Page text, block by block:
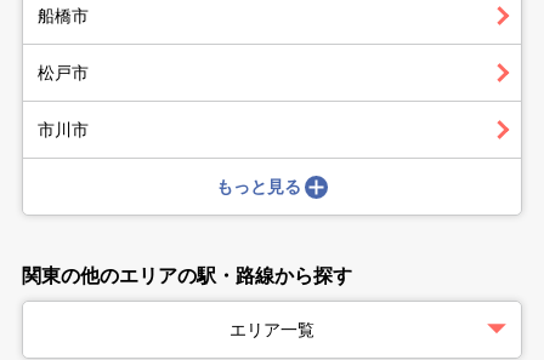
船橋市
松戸市
市川市
もっと見る
関東の他のエリアの駅・路線から探す
エリア一覧